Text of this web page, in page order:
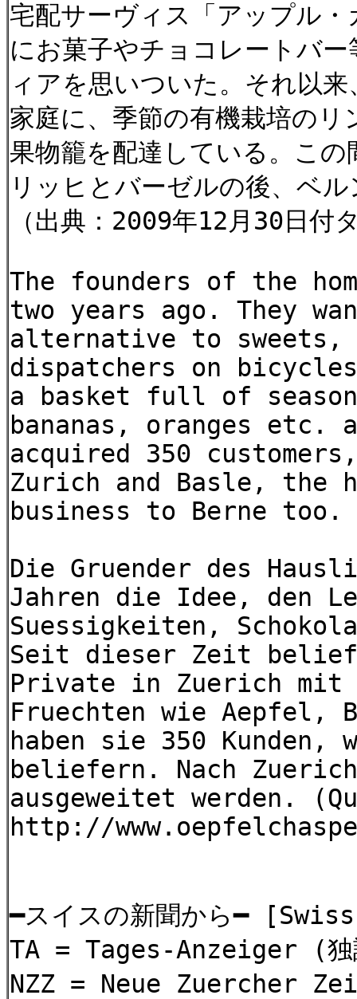
宅配サーヴィス「アップル
にお菓子やチョコレートバ
ィアを思いついた。それ以
家庭に、季節の有機栽培の
果物籠を配達している。こ
リッヒとバーゼルの後、ベ
（出典：2009年12月30日付
The founders of the
two years ago. They
alternative to sweets,
dispatchers on
a basket full of
bananas, oranges
acquired 350
Zurich and Basle, the
business to Berne too.
Die Gruender des
Jahren die Idee, den
Suessigkeiten,
Seit dieser Zeit
Private in Zuerich mit
Fruechten wie Aepfel,
haben sie 350 Kunden,
beliefern. Nach
ausgeweitet werden.
http://
━スイスの新聞から━
TA = Tages-Anzeiger (独
NZZ = Neue Zuercher